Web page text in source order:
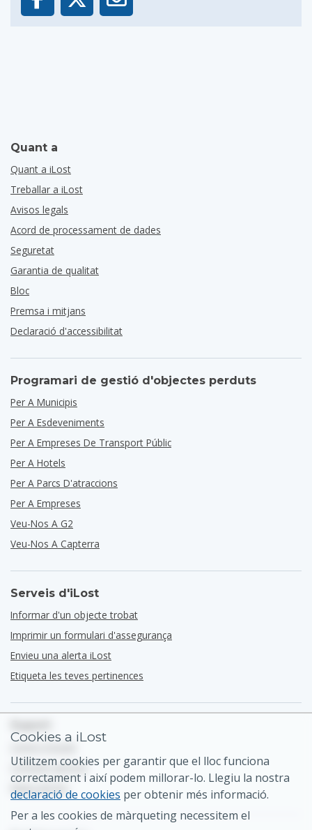
Quant a
Quant a iLost
Treballar a iLost
Avisos legals
Acord de processament de dades
Seguretat
Garantia de qualitat
Bloc
Premsa i mitjans
Declaració d'accessibilitat
Programari de gestió d'objectes perduts
Per A Municipis
Per A Esdeveniments
Per A Empreses De Transport Públic
Per A Hotels
Per A Parcs D'atraccions
Per A Empreses
Veu-Nos A G2
Veu-Nos A Capterra
Serveis d'iLost
Informar d'un objecte trobat
Imprimir un formulari d'assegurança
Envieu una alerta iLost
Etiqueta les teves pertinences
Contacte general
Mapa del lloc
Cookies a iLost
Utilitzem cookies per garantir que el lloc funciona
correctament i així podem millorar-lo. Llegiu la nostra
declaració de cookies per obtenir més informació.
Per a les cookies de màrqueting necessitem el